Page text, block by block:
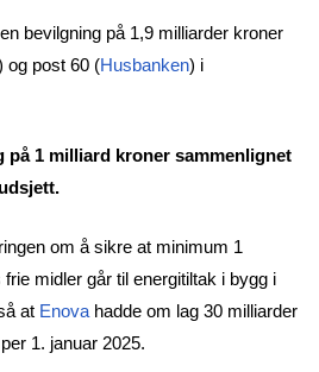
bevilgning på 1,9 milliarder kroner
og post 60 (Husbanken) i
1 milliard kroner sammenlignet
om å sikre at minimum 1
midler går til energitiltak i bygg i
at Enova hadde om lag 30 milliarder
1. januar 2025.